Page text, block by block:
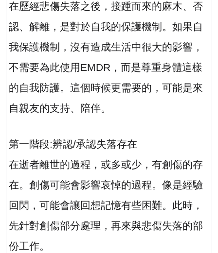
在歷經悲傷失落之後，接踵而來的麻木、否
認、解離，是對於自我的保護機制。如果自
我保護機制，沒有造成生活中很大的影響，
不需要為此使用EMDR ，而是尊重身體這樣
的自我防護。這個時候更需要的，可能是來
自親友的支持、陪伴。
第一階段:辨認/承認失落存在
在逝者離世的過程，或多或少，有創傷的存
在。創傷可能會影響哀悼的過程。像是經驗
回閃，可能會讓回想記憶有些困難。此時，
先針對創傷部分處理，再來與悲傷失落的部
份工作。